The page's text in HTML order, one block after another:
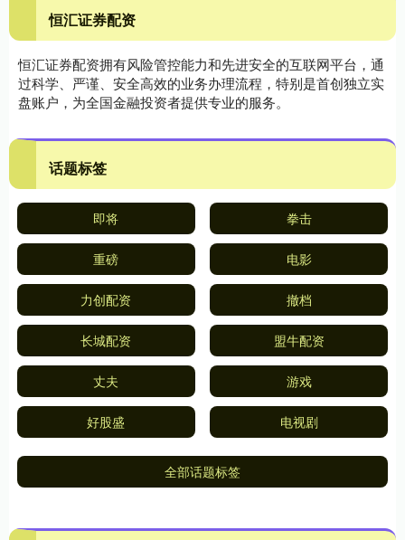
恒汇证券配资
恒汇证券配资拥有风险管控能力和先进安全的互联网平台，通
过科学、严谨、安全高效的业务办理流程，特别是首创独立实
盘账户，为全国金融投资者提供专业的服务。
话题标签
即将 拳击
重磅 电影
力创配资 撤档
长城配资 盟牛配资
丈夫 游戏
好股盛 电视剧
全部话题标签